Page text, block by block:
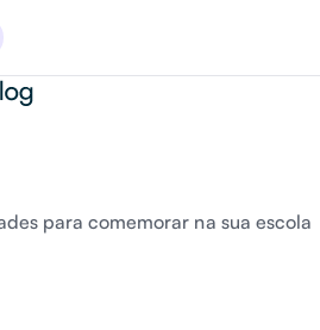
para comemorar na sua escola